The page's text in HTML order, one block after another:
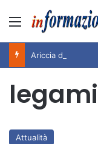
Menu
legami
Attualità